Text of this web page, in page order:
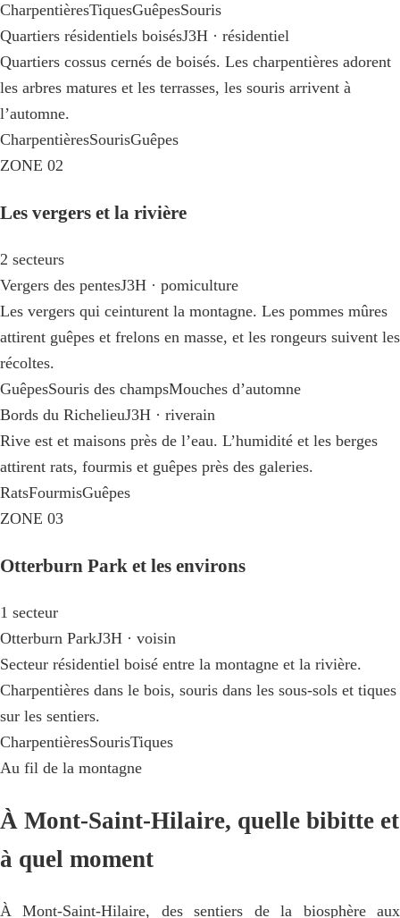
CharpentièresTiquesGuêpesSouris
Quartiers résidentiels boisésJ3H · résidentiel
Quartiers cossus cernés de boisés. Les charpentières adorent
les arbres matures et les terrasses, les souris arrivent à
l’automne.
CharpentièresSourisGuêpes
ZONE 02
Les vergers et la rivière
2 secteurs
Vergers des pentesJ3H · pomiculture
Les vergers qui ceinturent la montagne. Les pommes mûres
attirent guêpes et frelons en masse, et les rongeurs suivent les
récoltes.
GuêpesSouris des champsMouches d’automne
Bords du RichelieuJ3H · riverain
Rive est et maisons près de l’eau. L’humidité et les berges
attirent rats, fourmis et guêpes près des galeries.
RatsFourmisGuêpes
ZONE 03
Otterburn Park et les environs
1 secteur
Otterburn ParkJ3H · voisin
Secteur résidentiel boisé entre la montagne et la rivière.
Charpentières dans le bois, souris dans les sous-sols et tiques
sur les sentiers.
CharpentièresSourisTiques
Au fil de la montagne
À Mont-Saint-Hilaire, quelle bibitte et
à quel moment
À Mont-Saint-Hilaire, des sentiers de la biosphère aux